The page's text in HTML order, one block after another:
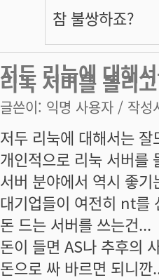
참 불쌍하죠?
저두 리눅에 대해
리눅 서버를 돌리고
글쓴이: 익명 사용자 / 작성
저두 리눅에 대해서는
개인적으로 리눅 서버를
서버 분야에서 역시 좋기
대기업들이 여전히 nt를
돈 드는 서버를 쓰는건...
돈이 들면 AS나 추후의
돈으로 싸 바르면 되니